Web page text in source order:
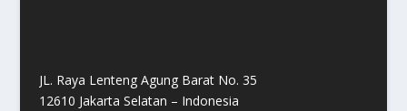
JL. Raya Lenteng Agung Barat No. 35
12610 Jakarta Selatan – Indonesia